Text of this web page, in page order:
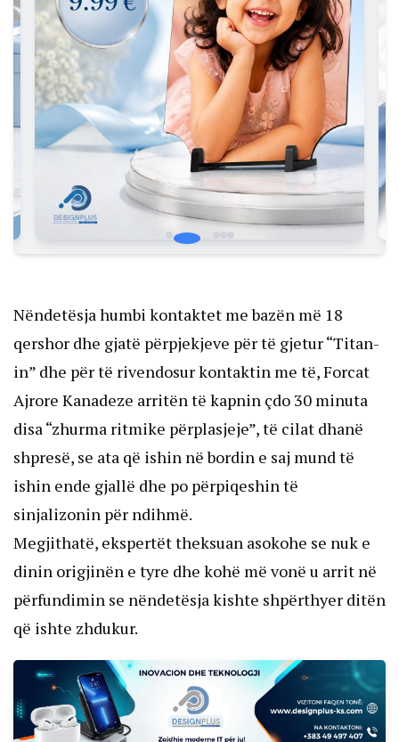
Nëndetësja humbi kontaktet me bazën më 18
qershor dhe gjatë përpjekjeve për të gjetur “Titan-
in” dhe për të rivendosur kontaktin me të, Forcat
Ajrore Kanadeze arritën të kapnin çdo 30 minuta
disa “zhurma ritmike përplasjeje”, të cilat dhanë
shpresë, se ata që ishin në bordin e saj mund të
ishin ende gjallë dhe po përpiqeshin të
sinjalizonin për ndihmë.
Megjithatë, ekspertët theksuan asokohe se nuk e
dinin origjinën e tyre dhe kohë më vonë u arrit në
përfundimin se nëndetësja kishte shpërthyer ditën
që ishte zhdukur.